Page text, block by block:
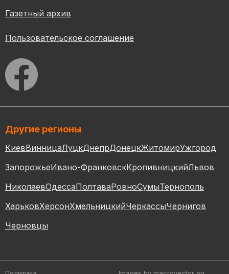
Газетный архив
Пользовательское соглашение
Другие регионы
КиевВинницаЛуцкДнепрДонецкЖитомирУжгород
ЗапорожьеИвано-ФранковскКропивницкийЛьвов
НиколаевОдессаПолтаваРовноСумыТернополь
ХарьковХерсонХмельницкийЧеркассыЧернигов
Черновцы